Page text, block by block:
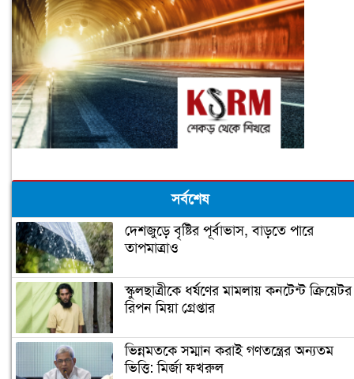
সর্বশেষ
দেশজুড়ে বৃষ্টির পূর্বাভাস, বাড়তে পারে
তাপমাত্রাও
স্কুলছাত্রীকে ধর্ষণের মামলায় কনটেন্ট ক্রিয়েটর
রিপন মিয়া গ্রেপ্তার
ভিন্নমতকে সম্মান করাই গণতন্ত্রের অন্যতম
ভিত্তি: মির্জা ফখরুল